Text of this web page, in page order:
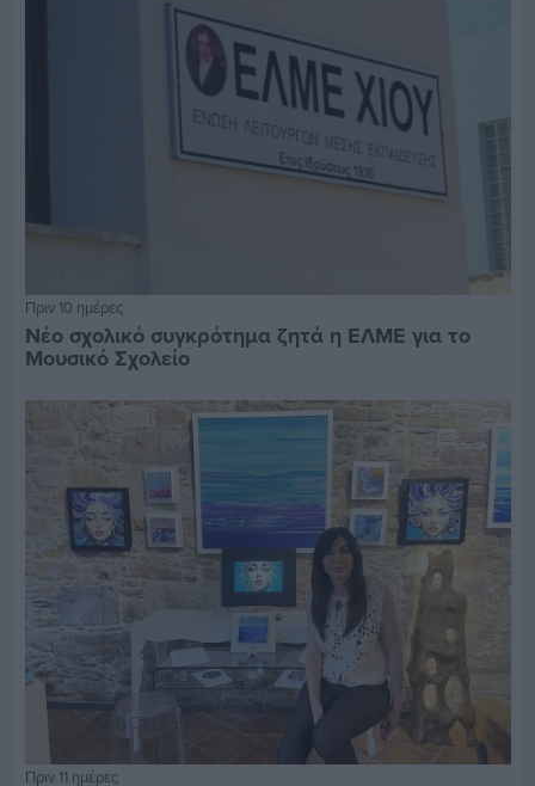
Πριν 10 ημέρες
Νέο σχολικό συγκρότημα ζητά η ΕΛΜΕ για το
Μουσικό Σχολείο
Πριν 11 ημέρες